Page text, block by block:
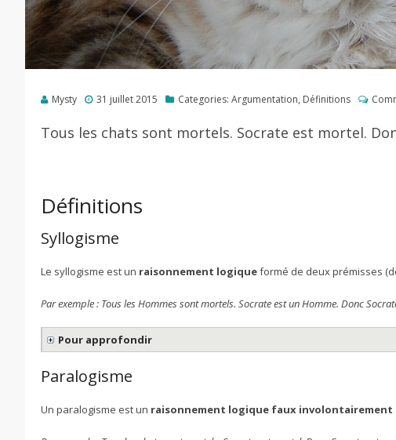
Mysty 31 juillet 2015 Categories: Argumentation, Définitions
Tous les chats sont mortels. Socrate est mortel.
Définitions
Syllogisme
Le syllogisme est un raisonnement logiqueformé de deux prémisses
Par exemple : Tous les Hommes sont mortels. Socrate est un Homme. Donc
Pour approfondir
Paralogisme
Un paralogisme est un raisonnement logique faux involontairement